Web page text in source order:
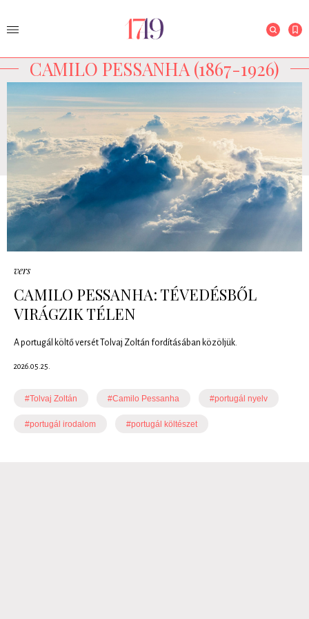
CAMILO PESSANHA (1867-1926)
vers
CAMILO PESSANHA: TÉVEDÉSBŐL
VIRÁGZIK TÉLEN
A portugál költő versét Tolvaj Zoltán fordításában közöljük.
2026.05.25.
#Tolvaj Zoltán #Camilo Pessanha #portugál nyelv
#portugál irodalom #portugál költészet